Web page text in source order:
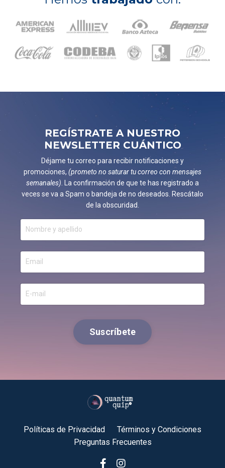
REGÍSTRATE A NUESTRO
NEWSLETTER CUÁNTICO
Déjame tu correo para recibir notificaciones y
promociones, (prometo no saturar tu correo con mensajes
semanales) . La confirmación de que te has registrado a
veces se va a Spam o bandeja de no deseados. Rescátalo
de la obscuridad.
Suscríbete
Políticas de Privacidad
Términos y Condiciones
Preguntas Frecuentes